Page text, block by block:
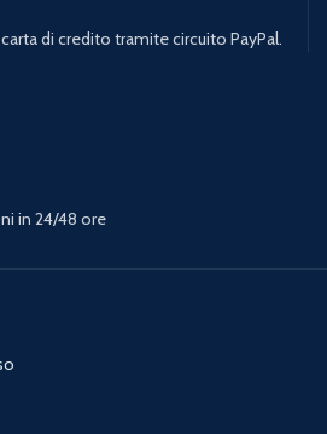
di credito tramite circuito PayPal.
in 24/48 ore